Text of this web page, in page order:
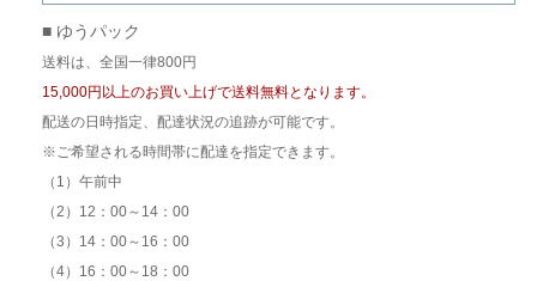
■ ゆうパック
送料は、全国一律800円
15,000円以上のお買い上げで送料無料となります。
配送の日時指定、配達状況の追跡が可能です。
※ご希望される時間帯に配達を指定できます。
（1）午前中
（2）12：00～14：00
（3）14：00～16：00
（4）16：00～18：00